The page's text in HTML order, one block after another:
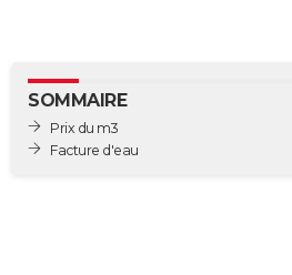
SOMMAIRE
Prix du m3
Facture d'eau